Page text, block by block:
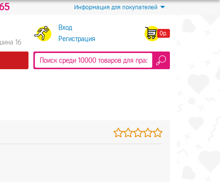
Информация для покупателей
16
Вход
Регистрация
0р.